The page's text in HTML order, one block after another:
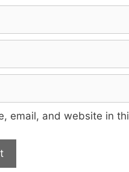
email, and website in